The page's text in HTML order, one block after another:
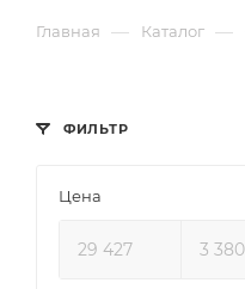
Главная — Каталог —
ФИЛЬТР
Цена